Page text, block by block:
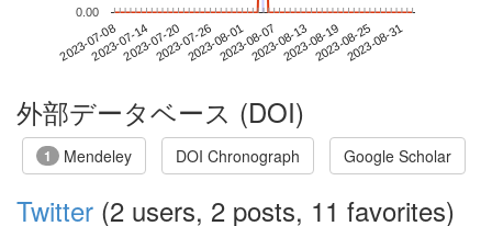
2023-07-082023-07-142023-07-202023-07-262023-08-012023-08-072023-08-132023-08-192023-08-252023-08-31
0.00
外部データベース (DOI)
1 Mendeley DOI Chronograph Google Scholar
Twitter (2 users, 2 posts, 11 favorites)